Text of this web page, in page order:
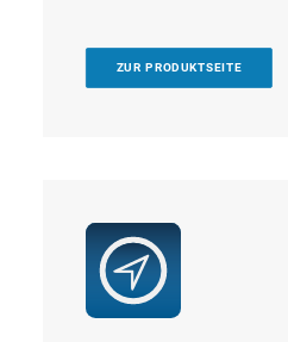
ZUR PRODUKTSEITE